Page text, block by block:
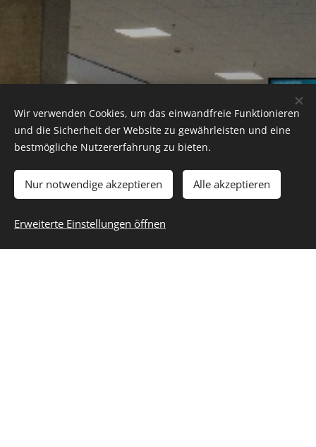
Wir verwenden Cookies, um das einwandfreie Funktionieren
und die Sicherheit der Website zu gewährleisten und eine
bestmögliche Nutzererfahrung zu bieten.
Nur notwendige akzeptieren Alle akzeptieren
Erweiterte Einstellungen öffnen